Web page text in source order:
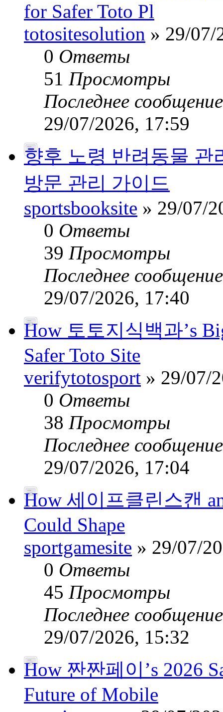
for Safer Toto Pl
totositesolution » 29/07/
0 Ответы
51 Просмотры
Последнее
29/07/2026, 17:59
향후 노령 반려동물 관
방문 관리 가이드
sportsbooksite » 29/07/
0 Ответы
39 Просмотры
Последнее
29/07/2026, 17:40
How 토토지식백과’s
Safer Toto Site
verifytotosport » 29/07/
0 Ответы
38 Просмотры
Последнее
29/07/2026, 17:04
How 세이프클린스캔
Could Shape
sportgamesite » 29/07/
0 Ответы
45 Просмотры
Последнее
29/07/2026, 15:32
How 짠짠페이’s 2026
Future of Mobile